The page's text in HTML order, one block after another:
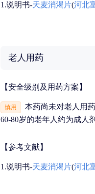
1.说明书-天麦消渴片(河北
老人用药
【安全级别及用药方案】
慎用
本药尚未对老人用
60-80岁的老年人约为成人
【参考文献】
1.说明书-天麦消渴片(河北